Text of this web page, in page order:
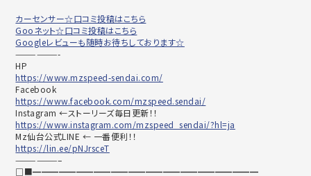
カーセンサー☆口コミ投稿はこちら
Gooネット☆口コミ投稿はこちら
Googleレビューも随時お待ちしております☆
——————-
HP
https://www.mzspeed-sendai.com/
Facebook
https://www.facebook.com/mzspeed.sendai/
Instagram ←ストーリーズ毎日更新！！
https://www.instagram.com/mzspeed_sendai/?hl=ja
Mz仙台公式LINE ← 一番便利！！
https://lin.ee/pNJrsceT
——————–
□■━━━━━━━━━━━━━━━━━━━━━━━━━━